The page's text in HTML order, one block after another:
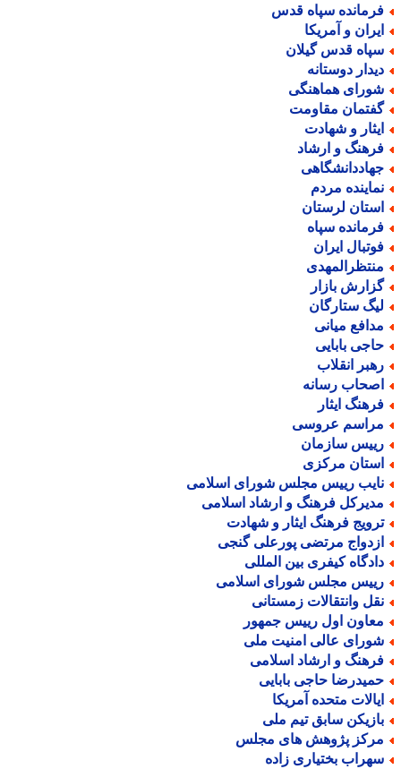
سپاه قدس
و آمریکا
قدس گیلان
دوستانه
هماهنگی
مقاومت
و شهادت
و ارشاد
مردم
لرستان
سپاه
ایران
بازار
ستارگان
میانی
بابایی
انقلاب
رسانه
ایثار
عروسی
سازمان
مرکزی
رییس مجلس شورای اسلامی
فرهنگ و ارشاد اسلامی
فرهنگ ایثار و شهادت
مرتضی پورعلی گنجی
کیفری بین المللی
مجلس شورای اسلامی
وانتقالات زمستانی
اول رییس جمهور
عالی امنیت ملی
و ارشاد اسلامی
حاجی بابایی
متحده آمریکا
سابق تیم ملی
پژوهش های مجلس
بختیاری زاده